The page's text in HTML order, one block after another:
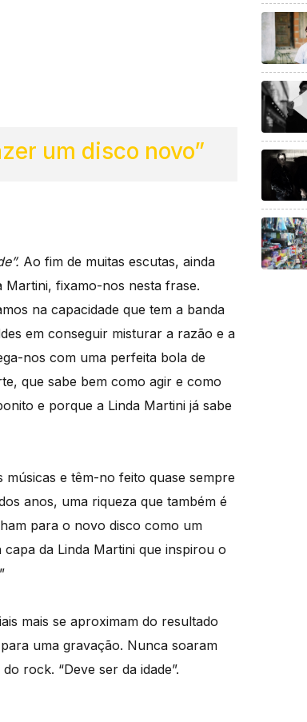
um disco novo”
Ao fim de muitas escutas, ainda
Martini, fixamo-nos nesta frase.
na capacidade que tem a banda
em conseguir misturar a razão e a
nos com uma perfeita bola de
que sabe bem como agir e como
e porque a Linda Martini já sabe
e têm-no feito quase sempre
anos, uma riqueza que também é
para o novo disco como um
da Linda Martini que inspirou o
mais se aproximam do resultado
uma gravação. Nunca soaram
rock. “Deve ser da idade”.